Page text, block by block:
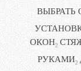
ВЫБРАТЬ
ОКОН2
РУКАМИ2